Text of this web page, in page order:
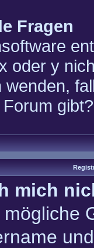
Fragen
oder y
gibt?
mich